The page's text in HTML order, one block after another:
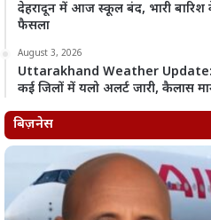
देहरादून में आज स्कूल बंद, भारी बारिश
फैसला
August 3, 2026
Uttarakhand Weather Update:
कई जिलों में यलो अलर्ट जारी, कैलास
बिज़नेस